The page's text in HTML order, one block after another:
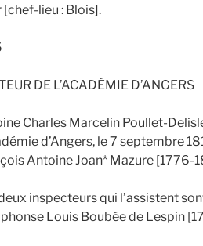
[chef-lieu : Blois].
DE L’ACADÉMIE D’ANGERS
Charles Marcelin Poullet-
d’Angers, le 7 septembre
Antoine Joan* Mazure [1776-
inspecteurs qui l’assistent
Louis Boubée de Lespin